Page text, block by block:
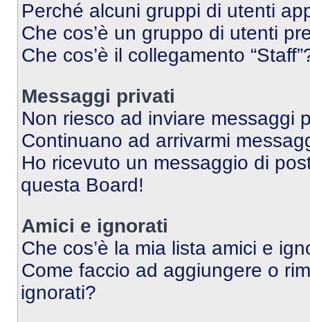
Perché alcuni gruppi di utenti
Che cos’è un gruppo di utenti
Che cos’è il collegamento
Messaggi privati
Non riesco ad inviare messaggi
Continuano ad arrivarmi
Ho ricevuto un messaggio di
questa Board!
Amici e ignorati
Che cos’è la mia lista amici e
Come faccio ad aggiungere o
ignorati?